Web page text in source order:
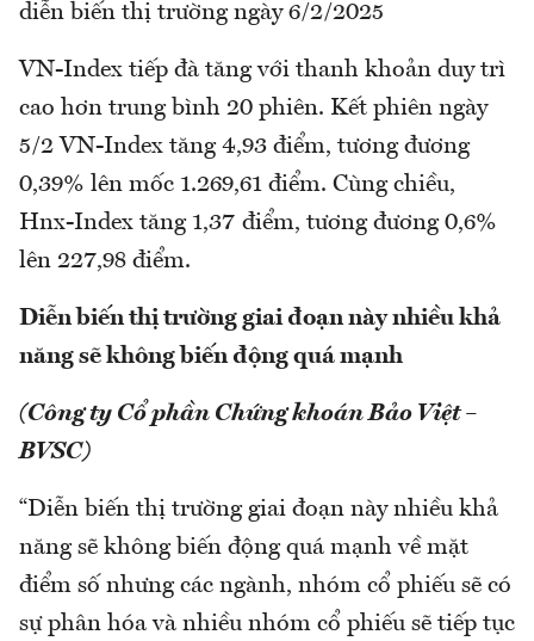
diễn biến thị trường ngày 6/2/2025
VN-Index tiếp đà tăng với thanh khoản duy trì
cao hơn trung bình 20 phiên. Kết phiên ngày
5/2 VN-Index tăng 4,93 điểm, tương đương
0,39% lên mốc 1.269,61 điểm. Cùng chiều,
Hnx-Index tăng 1,37 điểm, tương đương 0,6%
lên 227,98 điểm.
Diễn biến thị trường giai đoạn này nhiều khả
năng sẽ không biến động quá mạnh
(Công ty Cổ phần Chứng khoán Bảo Việt –
BVSC)
“Diễn biến thị trường giai đoạn này nhiều khả
năng sẽ không biến động quá mạnh về mặt
điểm số nhưng các ngành, nhóm cổ phiếu sẽ có
sự phân hóa và nhiều nhóm cổ phiếu sẽ tiếp tục